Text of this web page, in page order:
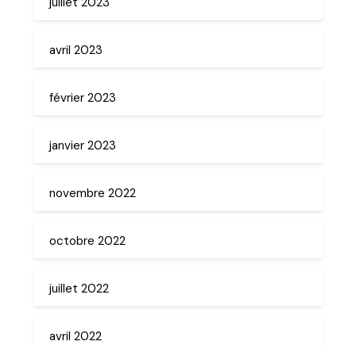
avril 2023
février 2023
janvier 2023
novembre 2022
octobre 2022
juillet 2022
avril 2022